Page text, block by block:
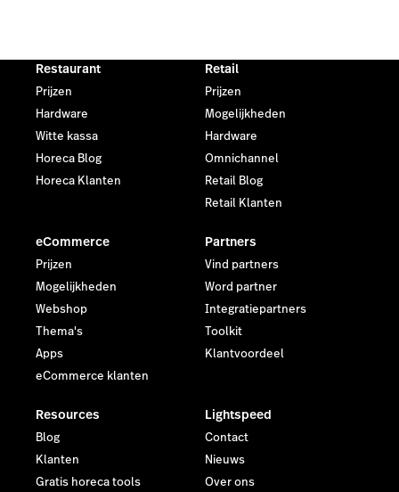
Restaurant
Prijzen
Hardware
Witte kassa
Horeca Blog
Horeca Klanten
Retail
Prijzen
Mogelijkheden
Hardware
Omnichannel
Retail Blog
Retail Klanten
eCommerce
Prijzen
Mogelijkheden
Webshop
Thema's
Apps
eCommerce klanten
Partners
Vind partners
Word partner
Integratiepartners
Toolkit
Klantvoordeel
Resources
Blog
Klanten
Gratis horeca tools
Lightspeed
Contact
Nieuws
Over ons